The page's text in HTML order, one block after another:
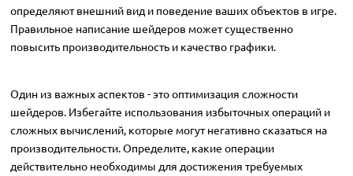
определяют внешний вид и поведение ваших объектов в игре.
Правильное написание шейдеров может существенно
повысить производительность и качество графики.
Один из важных аспектов - это оптимизация сложности
шейдеров. Избегайте использования избыточных операций и
сложных вычислений, которые могут негативно сказаться на
производительности. Определите, какие операции
действительно необходимы для достижения требуемых